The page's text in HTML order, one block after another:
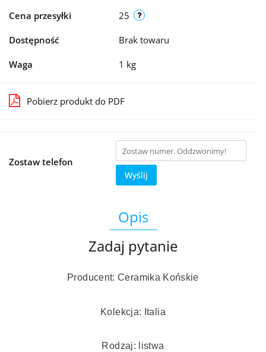
Cena przesyłki 25
Dostępność Brak towaru
Waga 1 kg
Pobierz produkt do PDF
Zostaw telefon
Wyślij
Opis
Zadaj pytanie
Producent: Ceramika Końskie
Kolekcja: Italia
Rodzaj: listwa